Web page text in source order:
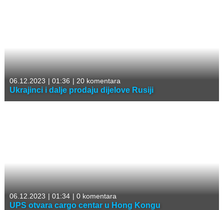
06.12.2023 | 01:36 | 20 komentara
Ukrajinci i dalje prodaju dijelove Rusiji
06.12.2023 | 01:34 | 0 komentara
UPS otvara cargo centar u Hong Kongu